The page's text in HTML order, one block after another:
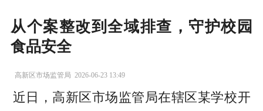
从个案整改到全域排查，守护校园
食品安全
高新区市场监管局 2026-06-23 13:49
近日，高新区市场监管局在辖区某学校开